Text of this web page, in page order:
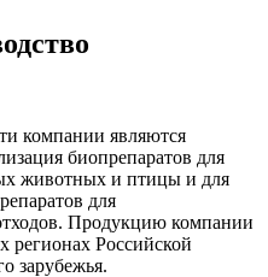
компании являются
биопрепаратов для
животных и птицы и для
для
Продукцию компании
регионах Российской
зарубежья.